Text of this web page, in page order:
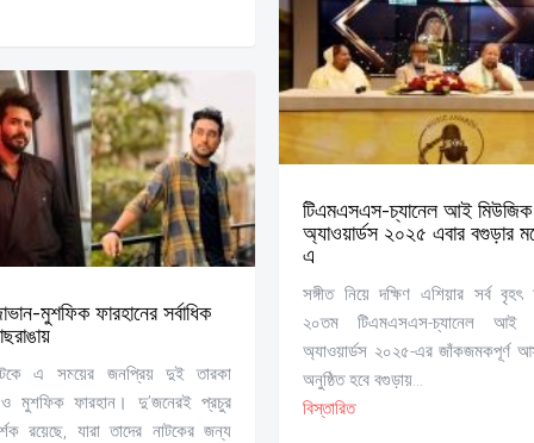
মুশফিক ফারহানের সর্বাধিক
এ সময়ের জনপ্রিয় দুই তারকা
মুশফিক ফারহান। দু’জনেরই প্রচুর
রয়েছে, যারা তাদের নাটকের জন্য
টিএমএসএস-চ্যানেল আই মিউজিক
অ্যাওয়ার্ডস ২০২৫ এবার বগুড়ার
এ
সঙ্গীত নিয়ে দক্ষিণ এশিয়ার সর্ব
২০তম টিএমএসএস-চ্যানেল আই
অ্যাওয়ার্ডস ২০২৫-এর জাঁকজমকপূর্ণ
অনুষ্ঠিত হবে বগুড়ায়...
বিস্তারিত